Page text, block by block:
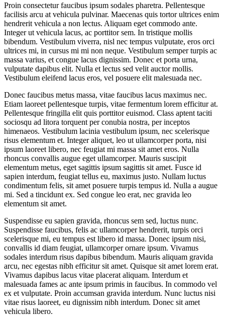
Proin consectetur faucibus ipsum sodales pharetra. Pellentesque
facilisis arcu at vehicula pulvinar. Maecenas quis tortor ultrices enim
hendrerit vehicula a non lectus. Aliquam eget commodo ante.
Integer ut vehicula lacus, ac porttitor sem. In tristique mollis
bibendum. Vestibulum viverra, nisl nec tempus vulputate, eros orci
ultrices mi, in cursus mi mi non neque. Vestibulum semper turpis ac
massa varius, et congue lacus dignissim. Donec et porta urna,
vulputate dapibus elit. Nulla et lectus sed velit auctor mollis.
Vestibulum eleifend lacus eros, vel posuere elit malesuada nec.
Donec faucibus metus massa, vitae faucibus lacus maximus nec.
Etiam laoreet pellentesque turpis, vitae fermentum lorem efficitur at.
Pellentesque fringilla elit quis porttitor euismod. Class aptent taciti
sociosqu ad litora torquent per conubia nostra, per inceptos
himenaeos. Vestibulum lacinia vestibulum ipsum, nec scelerisque
risus elementum et. Integer aliquet, leo ut ullamcorper porta, nisi
ipsum laoreet libero, nec feugiat mi massa sit amet eros. Nulla
rhoncus convallis augue eget ullamcorper. Mauris suscipit
elementum metus, eget sagittis ipsum sagittis sit amet. Fusce id
sapien interdum, feugiat tellus eu, maximus justo. Nullam luctus
condimentum felis, sit amet posuere turpis tempus id. Nulla a augue
mi. Sed a tincidunt ex. Sed congue leo erat, nec gravida leo
elementum sit amet.
Suspendisse eu sapien gravida, rhoncus sem sed, luctus nunc.
Suspendisse faucibus, felis ac ullamcorper hendrerit, turpis orci
scelerisque mi, eu tempus est libero id massa. Donec ipsum nisi,
convallis id diam feugiat, ullamcorper ornare ipsum. Vivamus
sodales interdum risus dapibus bibendum. Mauris aliquam gravida
arcu, nec egestas nibh efficitur sit amet. Quisque sit amet lorem erat.
Vivamus dapibus lacus vitae placerat aliquam. Interdum et
malesuada fames ac ante ipsum primis in faucibus. In commodo vel
ex et vulputate. Proin accumsan gravida interdum. Nunc luctus nisi
vitae risus laoreet, eu dignissim nibh interdum. Donec sit amet
vehicula libero.